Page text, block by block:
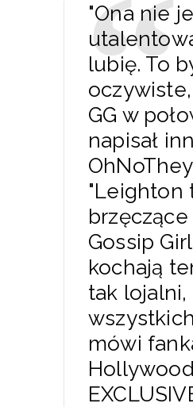
"Ona nie
lubię. To
GG w
napisał
"Leighton
Gossip
kochają
tak lojalni,
mówi